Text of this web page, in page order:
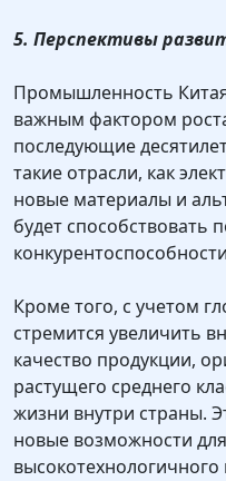
5. Перспективы
Промышленность
важным фактором
последующие
такие отрасли, как
новые материалы и
будет
Кроме того, с учетом
стремится увеличить
качество продукции,
растущего среднего
жизни внутри страны.
новые возможности